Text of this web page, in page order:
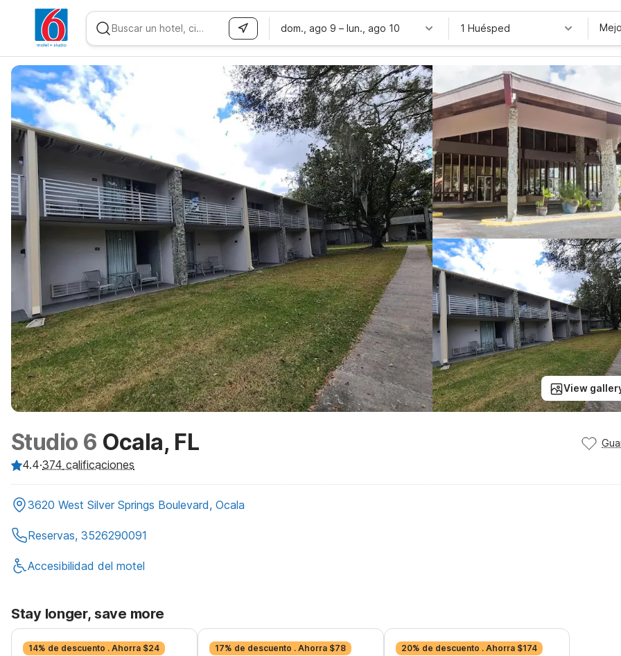
WIZARD MEMBER
dom., ago 9 – lun., ago 10 1 Huésped
View
Studio 6 Ocala, FL
4.4·374 calificaciones
3620 West Silver Springs Boulevard, Ocala
Reservas, 3526290091
Accesibilidad del motel
Stay longer, save more
14% de descuento . Ahorra $24 17% de descuento . Ahorra $78 20% de descuento . Ahorra $174